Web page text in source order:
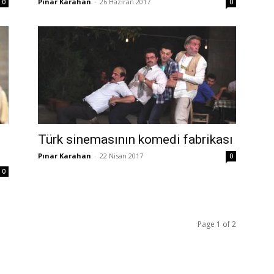
0 0
0
Türk sinemasının komedi fabrikası
Pınar Karahan - 22 Nisan 2017 0
Page 1 of 2